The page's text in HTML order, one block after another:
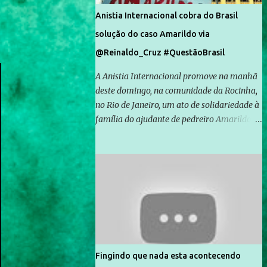
Anistia Internacional cobra do Brasil
solução do caso Amarildo via
@Reinaldo_Cruz #QuestãoBrasil
A Anistia Internacional promove na manhã
deste domingo, na comunidade da Rocinha,
no Rio de Janeiro, um ato de solidariedade à
família do ajudante de pedreiro Amarildo de
Rocinha. A assessora de Direitos Humanos
da Anistia Internacional, Renata Neder, disse
à Agência Brasil que ações e atividades de
mobilização são feitas normalmente pela
organização não governamental. As ações
de solidariedade são promovidas em apoio
Fingindo que nada esta acontecendo